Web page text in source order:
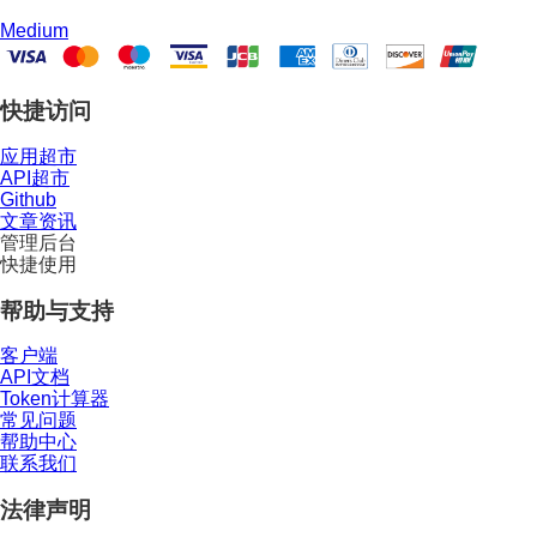
Medium
快捷访问
应用超市
API超市
Github
文章资讯
管理后台
快捷使用
帮助与支持
客户端
API文档
Token计算器
常见问题
帮助中心
联系我们
法律声明